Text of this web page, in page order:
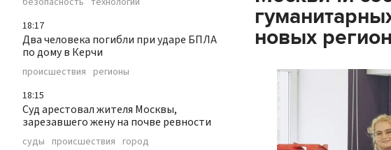
18:17
Два человека погибли при ударе БПЛА
по дому в Керчи
происшествия регионы
18:15
Суд арестовал жителя Москвы,
зарезавшего жену на почве ревности
суды происшествия город
новых